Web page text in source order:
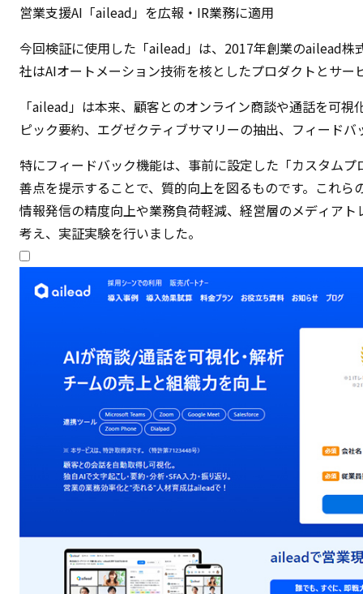
営業支援AI「ailead」を広報・IR業務に適用
今回検証に使用した「ailead」は、2017年創業のailead株
社はAIオートメーション技術を核としたプロダクトとサー
「ailead」は本来、顧客とのオンライン商談や通話を可
ピック要約、エグゼクティブサマリーの抽出、フィード
特にフィードバック機能は、事前に設定した「カスタム
善点を提示することで、質的向上を図るものです。これ
情報発信の精度向上や業務負荷軽減、経営層のメディア
考え、実証実験を行いました。